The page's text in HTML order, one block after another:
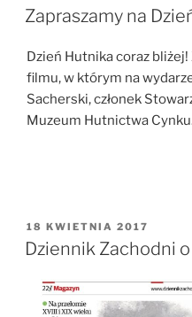
W
Zapraszamy na
Dzień Hutnika coraz
filmu, w którym na
Sacherski, członek
Muzeum Hutnictwa
OPUBLIKOWANE
W
18 KWIETNIA 2017
Dziennik Zachodni